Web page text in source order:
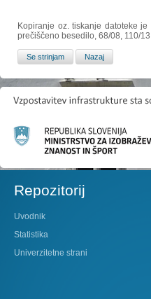
Kopiranje oz. tiskanje datoteke
prečiščeno besedilo, 68/08, 110/
Repozitorij
Uvodnik
Statistika
Univerzitetne strani